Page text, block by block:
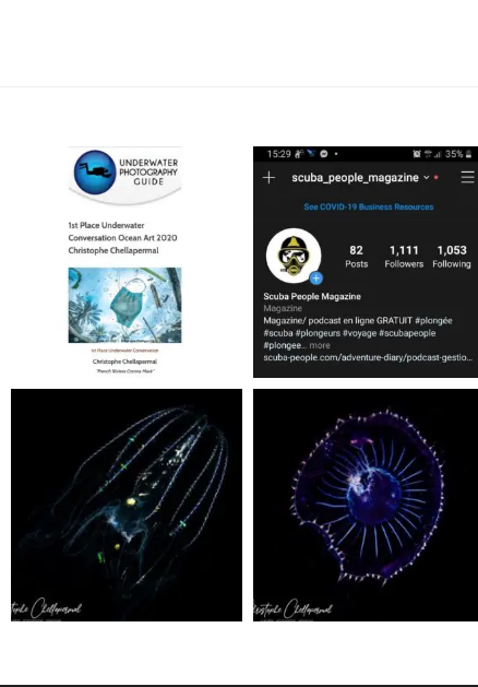
scuba_people_magazine
Jan 17
scuba_people_magazine
Nov 5
Sep 24
scuba_people_magazine